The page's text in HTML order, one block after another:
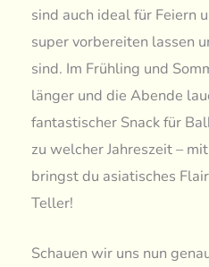
sind auch ideal für Feiern
super vorbereiten lassen
sind. Im Frühling und
länger und die Abende
fantastischer Snack für
zu welcher Jahreszeit –
bringst du asiatisches
Teller!
Schauen wir uns nun